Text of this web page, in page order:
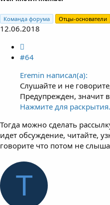
Команда форума Отцы-основатели
12.06.2018
#64
Eremin написал(а):
Слушайте и не
Предупрежден, значит
Нажмите для
Тогда можно сделать
идет обсуждение, читайте,
говорите что потом не
T